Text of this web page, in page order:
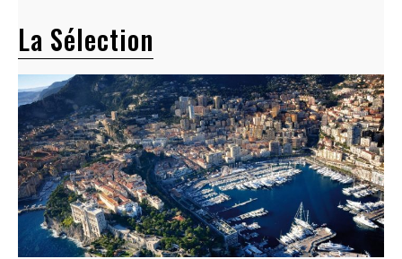
La Sélection